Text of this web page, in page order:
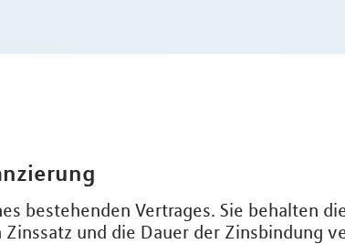
bestehenden Vertrages. Sie behalten
und die Dauer der Zinsbindung